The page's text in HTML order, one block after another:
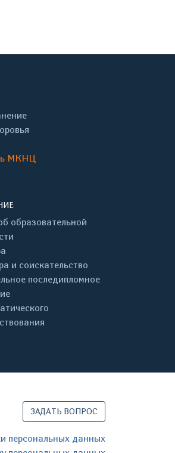
МКНЦ
образовательной
и соискательство
последипломное
ЗАДАТЬ ВОПРОС
персональных данных